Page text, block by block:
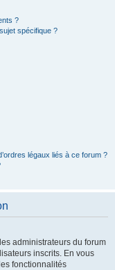
?
spécifique ?
légaux liés à ce forum ?
administrateurs du forum
inscrits. En vous
fonctionnalités